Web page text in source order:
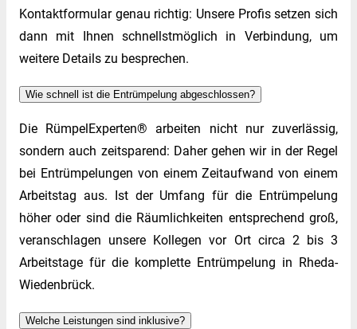
Kontaktformular genau richtig: Unsere Profis setzen sich
dann mit Ihnen schnellstmöglich in Verbindung, um
weitere Details zu besprechen.
Wie schnell ist die Entrümpelung abgeschlossen?
Die RümpelExperten® arbeiten nicht nur zuverlässig,
sondern auch zeitsparend: Daher gehen wir in der Regel
bei Entrümpelungen von einem Zeitaufwand von einem
Arbeitstag aus. Ist der Umfang für die Entrümpelung
höher oder sind die Räumlichkeiten entsprechend groß,
veranschlagen unsere Kollegen vor Ort circa 2 bis 3
Arbeitstage für die komplette Entrümpelung in Rheda-
Wiedenbrück.
Welche Leistungen sind inklusive?